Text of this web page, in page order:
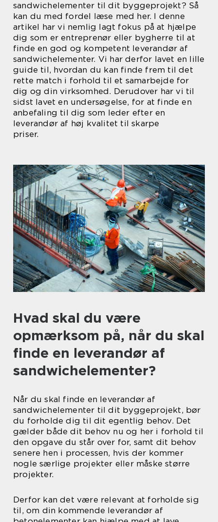
sandwichelementer til dit byggeprojekt? Så
kan du med fordel læse med her. I denne
artikel har vi nemlig lagt fokus på at hjælpe
dig som er entreprenør eller bygherre til at
finde en god og kompetent leverandør af
sandwichelementer. Vi har derfor lavet en lille
guide til, hvordan du kan finde frem til det
rette match i forhold til et samarbejde for
dig og din virksomhed. Derudover har vi til
sidst lavet en undersøgelse, for at finde en
anbefaling til dig som leder efter en
leverandør af høj kvalitet til skarpe
priser.
Hvad skal du være
opmærksom på, når du skal
finde en leverandør af
sandwichelementer?
Når du skal finde en leverandør af
sandwichelementer til dit byggeprojekt, bør
du forholde dig til dit egentlig behov. Det
gælder både dit behov nu og her i forhold til
den opgave du står over for, samt dit behov
senere hen i processen, hvis der kommer
nogle særlige projekter eller måske større
projekter.
Derfor kan det være relevant at forholde sig
til, om din kommende leverandør af